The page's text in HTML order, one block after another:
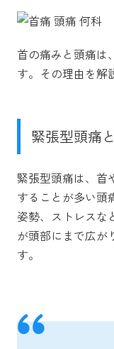
首の痛みと頭痛は
す。その理由を解
緊張型頭痛
緊張型頭痛は、首
することが多い頭
姿勢、ストレスな
が頭部にまで広が
す。